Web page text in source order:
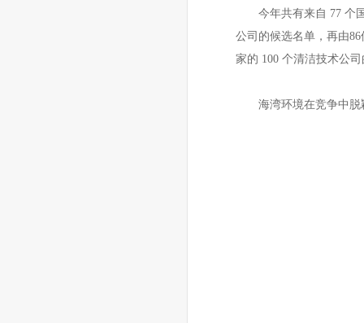
今年共有来自 77 个
公司的候选名单，再由
家的 100 个清洁技术公
海湾环境在竞争中脱